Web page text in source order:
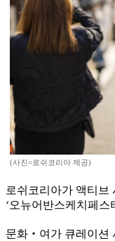
(사진=로쉬코리아 제공)
로쉬코리아가 액티브
‘오뉴어반스케치페스
문화‧여가 큐레이션